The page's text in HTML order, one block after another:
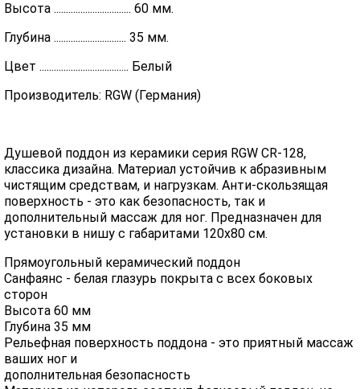
Высота ................................ 60 мм.
Глубина .............................. 35 мм.
Цвет ..................................... Белый
Производитель: RGW (Германия)
Душевой поддон из керамики серия RGW CR-128,
классика дизайна. Материал устойчив к абразивным
чистящим средствам, и нагрузкам. Анти-скользящая
поверхность - это как безопасность, так и
дополнительный массаж для ног. Предназначен для
установки в нишу с габаритами 120х80 см.
Прямоугольный керамический поддон
Санфаянс - белая глазурь покрыта с всех боковых
сторон
Высота 60 мм
Глубина 35 мм
Рельефная поверхность поддона - это приятный массаж
ваших ног и
дополнительная безопасность